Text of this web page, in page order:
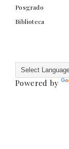
Posgrado
Biblioteca
Powered by